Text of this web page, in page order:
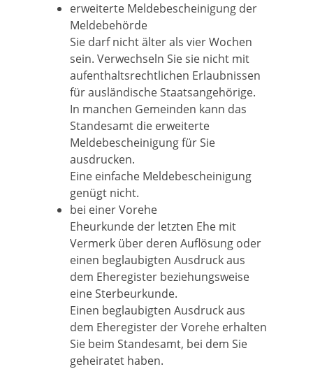
erweiterte Meldebescheinigung der
Meldebehörde
Sie darf nicht älter als vier Wochen
sein. Verwechseln Sie sie nicht mit
aufenthaltsrechtlichen Erlaubnissen
für ausländische Staatsangehörige.
In manchen Gemeinden kann das
Standesamt die erweiterte
Meldebescheinigung für Sie
ausdrucken.
Eine einfache Meldebescheinigung
genügt nicht.
bei einer Vorehe
Eheurkunde der letzten Ehe mit
Vermerk über deren Auflösung oder
einen beglaubigten Ausdruck aus
dem Eheregister beziehungsweise
eine Sterbeurkunde.
Einen beglaubigten Ausdruck aus
dem Eheregister der Vorehe erhalten
Sie beim Standesamt, bei dem Sie
geheiratet haben.